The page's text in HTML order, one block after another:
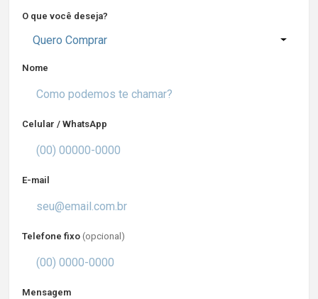
O que você deseja?
Quero Comprar
Nome
Celular / WhatsApp
E-mail
Telefone fixo (opcional)
Mensagem